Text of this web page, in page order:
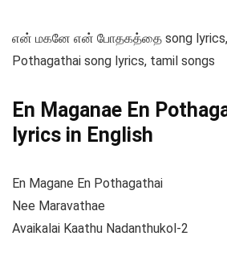
என் மகனே என் போதகத்தை song lyrics,
Pothagathai song lyrics, tamil songs
En Maganae En
lyrics in English
En Magane En Pothagathai
Nee Maravathae
Avaikalai Kaathu Nadanthukol-2